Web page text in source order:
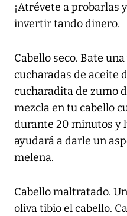
¡Atrévete a probarlas
invertir tando dinero.
Cabello seco. Bate
cucharadas de aceite
cucharadita de zumo
mezcla en tu cabello
durante 20 minutos y
ayudará a darle un
melena.
Cabello maltratado.
oliva tibio el cabello.